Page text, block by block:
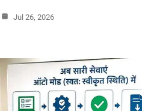
Jul 26, 2026